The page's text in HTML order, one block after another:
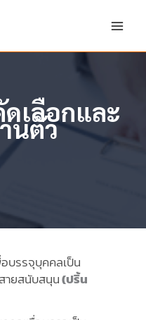
เลือกและ
นตัว
บรรจุบุคคลเป็น
ายสนับสนุน(ปริ้น